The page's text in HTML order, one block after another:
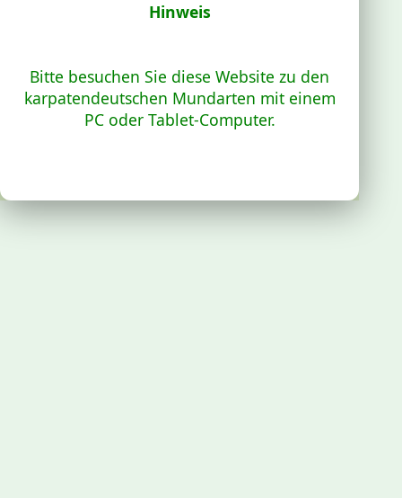
Hinweis
Bitte besuchen Sie diese Website zu den
karpatendeutschen Mundarten mit einem
PC oder Tablet-Computer.